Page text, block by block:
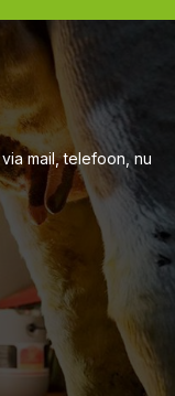
mail, telefoon, nu